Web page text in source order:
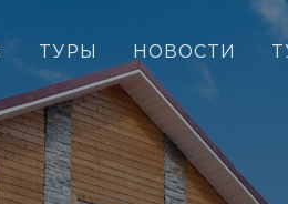
ТУРЫ НОВОСТИ